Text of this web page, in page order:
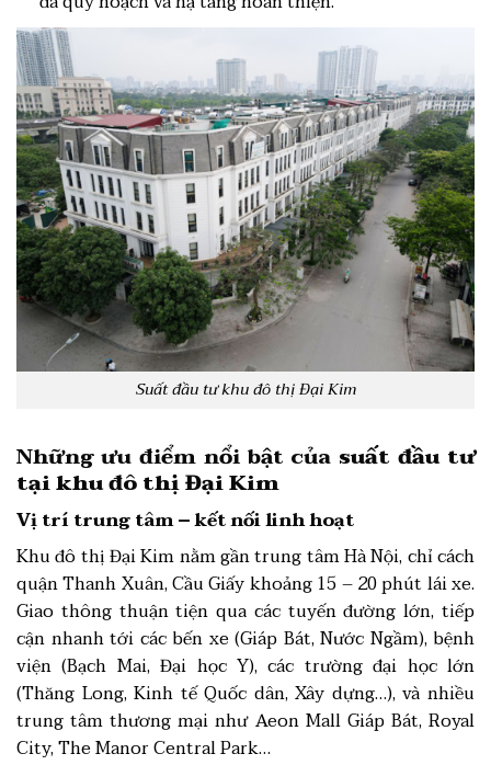
Suất đầu tư khu đô thị Đại Kim
Những ưu điểm nổi bật của suất đầu tư
tại khu đô thị Đại Kim
Vị trí trung tâm – kết nối linh hoạt
Khu đô thị Đại Kim nằm gần trung tâm Hà Nội, chỉ cách
quận Thanh Xuân, Cầu Giấy khoảng 15 – 20 phút lái xe.
Giao thông thuận tiện qua các tuyến đường lớn, tiếp
cận nhanh tới các bến xe (Giáp Bát, Nước Ngầm), bệnh
viện (Bạch Mai, Đại học Y), các trường đại học lớn
(Thăng Long, Kinh tế Quốc dân, Xây dựng…), và nhiều
trung tâm thương mại như Aeon Mall Giáp Bát, Royal
City, The Manor Central Park…